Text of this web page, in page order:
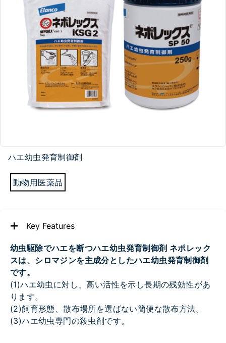
ハエ幼虫発育制御剤
動物用医薬品
Key Features
幼虫駆除でハエを断つハエ幼虫発育制御剤 ネポレック
スは、シロマジンを主成分としたハエ幼虫発育制御剤
です。
(1)ハエ幼虫に対し、高い活性を示し長期の残効性があ
ります。
(2)飼育形態、散布場所を選ばない簡便な散布方法。
(3)ハエ幼虫専門の殺虫剤です。